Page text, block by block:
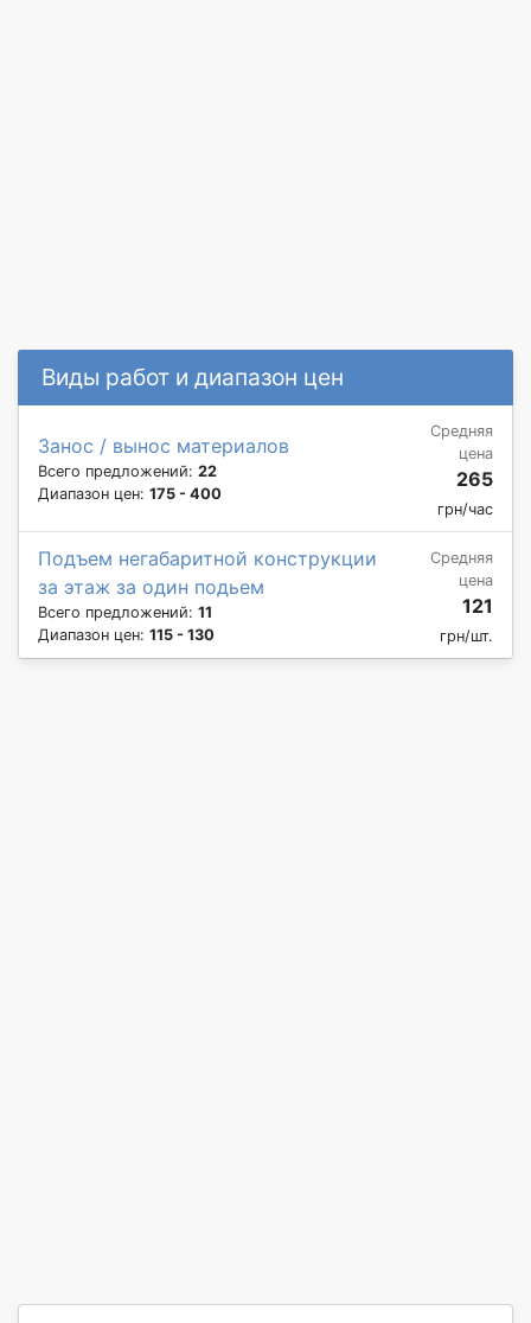
Виды работ и диапазон цен
Занос / вынос материалов
Всего предложений: 22
Диапазон цен: 175 - 400
Средняя
цена
265
грн/час
Подъем негабаритной конструкции
за этаж за один подьем
Всего предложений: 11
Диапазон цен: 115 - 130
Средняя
цена
121
грн/шт.